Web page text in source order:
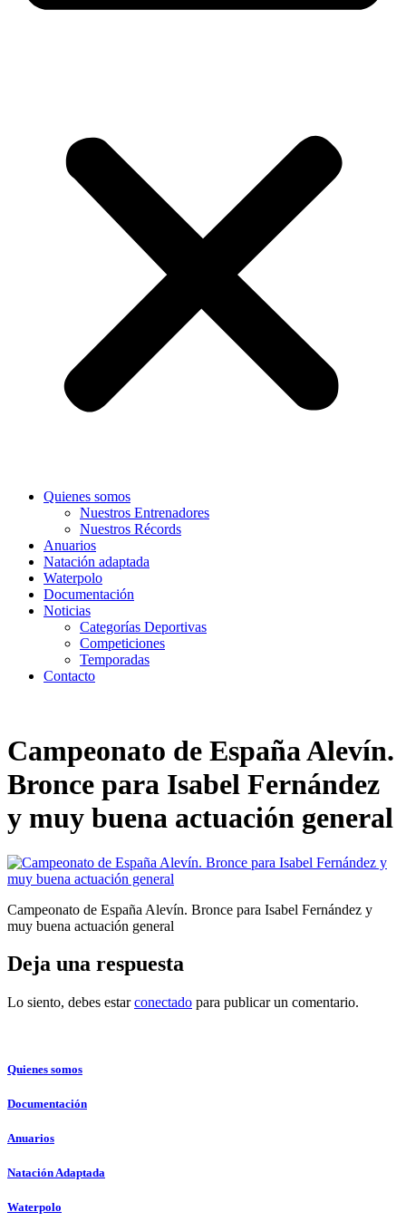
Quienes somos
Nuestros Entrenadores
Nuestros Récords
Anuarios
Natación adaptada
Waterpolo
Documentación
Noticias
Categorías Deportivas
Competiciones
Temporadas
Contacto
Campeonato de España Alevín.
Bronce para Isabel Fernández
y muy buena actuación general
Campeonato de España Alevín. Bronce para Isabel Fernández y
muy buena actuación general
Deja una respuesta
Lo siento, debes estarconectado para publicar un comentario.
Quienes somos
Documentación
Anuarios
Natación Adaptada
Waterpolo